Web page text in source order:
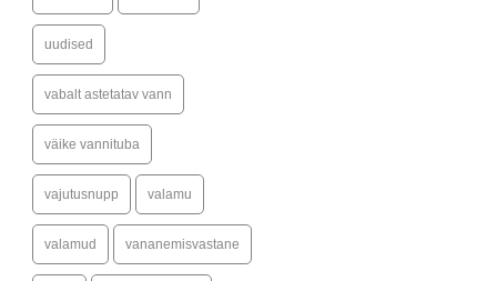
uudised
vabalt astetatav vann
väike vannituba
vajutusnupp valamu
valamud vananemisvastane